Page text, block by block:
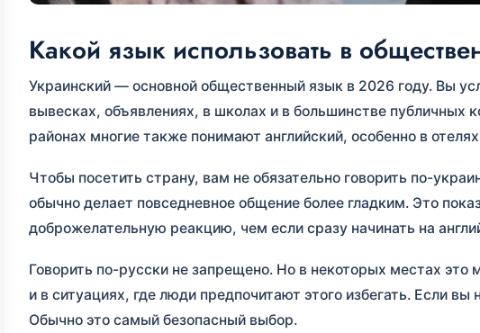
Какой язык использовать в
Украинский — основной общественный язык в 2026 году. Вы
вывесках, объявлениях, в школах и в большинстве публичных
районах многие также понимают английский, особенно в
Чтобы посетить страну, вам не обязательно говорить по-
обычно делает повседневное общение более гладким. Это
доброжелательную реакцию, чем если сразу начинать на
Говорить по-русски не запрещено. Но в некоторых местах
и в ситуациях, где люди предпочитают этого избегать. Если вы
Обычно это самый безопасный выбор.